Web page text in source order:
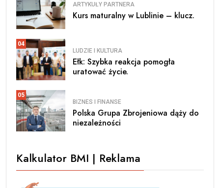
ARTYKUŁY PARTNERA
Kurs maturalny w Lublinie – klucz.
04
LUDZIE I KULTURA
Ełk: Szybka reakcja pomogła
uratować życie.
05
BIZNES I FINANSE
Polska Grupa Zbrojeniowa dąży do
niezależności
Kalkulator BMI | Reklama